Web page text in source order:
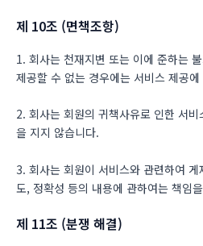
제 10조 (면책조항)
1. 회사는 천재지변 또는 이에 준하는
제공할 수 없는 경우에는 서비스 제공
2. 회사는 회원의 귀책사유로 인한 서
을 지지 않습니다.
3. 회사는 회원이 서비스와 관련하여
도, 정확성 등의 내용에 관하여는 책임
제 11조 (분쟁 해결)